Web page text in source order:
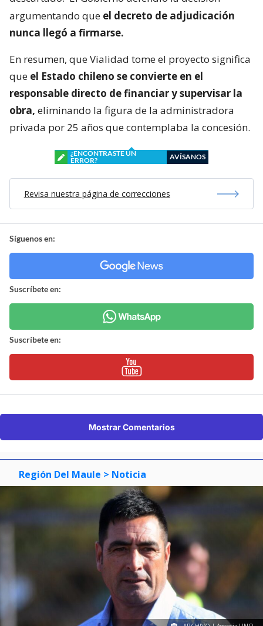
argumentando que el decreto de adjudicación
nunca llegó a firmarse.
En resumen, que Vialidad tome el proyecto significa
que el Estado chileno se convierte en el
responsable directo de financiar y supervisar la
obra, eliminando la figura de la administradora
privada por 25 años que contemplaba la concesión.
¿ENCONTRASTE UN
ERROR?
AVÍSANOS
Revisa nuestra página de correcciones
Síguenos en:
Suscríbete en:
Suscríbete en:
Mostrar Comentarios
Región Del Maule > Noticia